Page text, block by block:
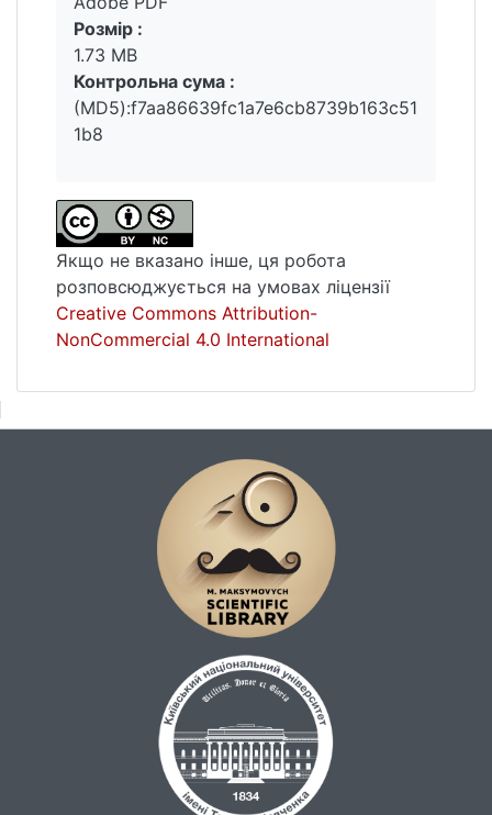
Розмір :
1.73 MB
Контрольна сума :
(MD5):f7aa86639fc1a7e6cb8739b163c51
1b8
Якщо не вказано інше, ця робота
розповсюджується на умовах ліцензії
Creative Commons Attribution-
NonCommercial 4.0 International